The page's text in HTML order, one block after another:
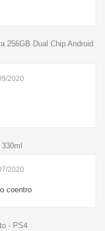
256GB Dual Chip Android
2020
2020
coentro
- PS4